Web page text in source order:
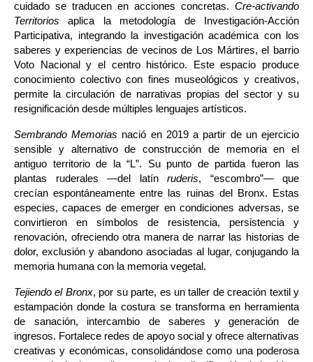
cuidado se traducen en acciones concretas. Cre-activando
Territorios aplica la metodología de Investigación-Acción
Participativa, integrando la investigación académica con los
saberes y experiencias de vecinos de Los Mártires, el barrio
Voto Nacional y el centro histórico. Este espacio produce
conocimiento colectivo con fines museológicos y creativos,
permite la circulación de narrativas propias del sector y su
resignificación desde múltiples lenguajes artísticos.
Sembrando Memorias nació en 2019 a partir de un ejercicio
sensible y alternativo de construcción de memoria en el
antiguo territorio de la “L”. Su punto de partida fueron las
plantas ruderales —del latín ruderis, “escombro”— que
crecían espontáneamente entre las ruinas del Bronx. Estas
especies, capaces de emerger en condiciones adversas, se
convirtieron en símbolos de resistencia, persistencia y
renovación, ofreciendo otra manera de narrar las historias de
dolor, exclusión y abandono asociadas al lugar, conjugando la
memoria humana con la memoria vegetal.
Tejiendo el Bronx, por su parte, es un taller de creación textil y
estampación donde la costura se transforma en herramienta
de sanación, intercambio de saberes y generación de
ingresos. Fortalece redes de apoyo social y ofrece alternativas
creativas y económicas, consolidándose como una poderosa